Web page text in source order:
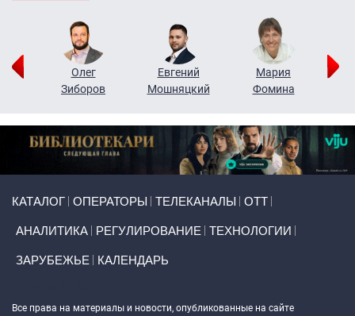
Олег
Зиборов
Евгений
Мошняцкий
Мария
Фомина
КАТАЛОГ ОПЕРАТОРЫ ТЕЛЕКАНАЛЫ ОТТ
АНАЛИТИКА РЕГУЛИРОВАНИЕ ТЕХНОЛОГИИ
ЗАРУБЕЖЬЕ КАЛЕНДАРЬ
Все права на материалы и новости, опубликованные на сайте